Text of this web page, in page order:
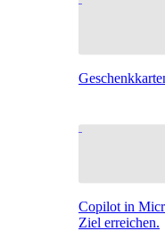
Copilot in
Ziel erreichen.